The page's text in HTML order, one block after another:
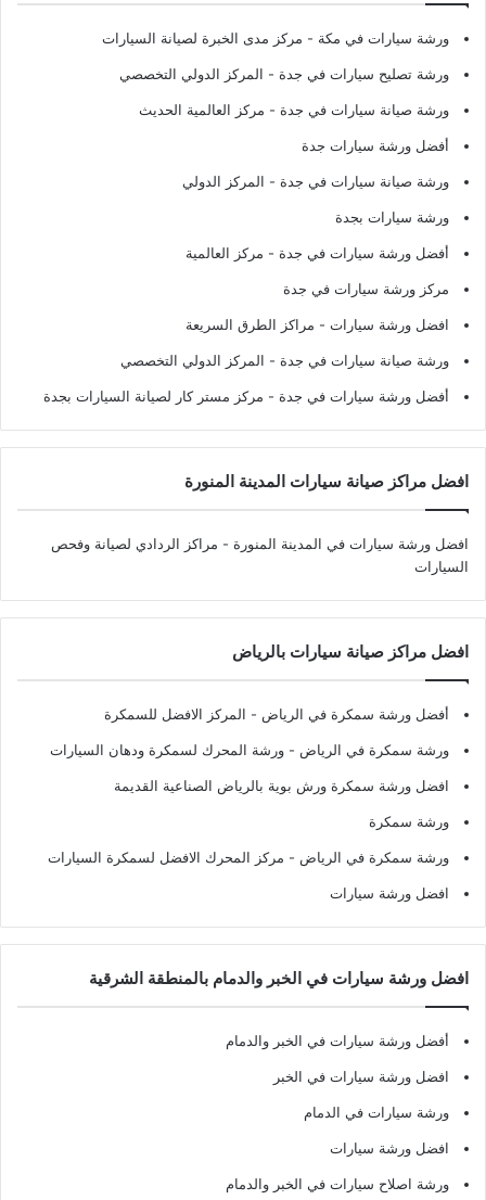
ورشة سيارات في مكة - مركز مدى الخبرة لصيانة السيارات
ورشة تصليح سيارات في جدة - المركز الدولي التخصصي
ورشة صيانة سيارات في جدة - مركز العالمية الحديث
أفضل ورشة سيارات جدة
ورشة صيانة سيارات في جدة - المركز الدولي
ورشة سيارات بجدة
أفضل ورشة سيارات في جدة - مركز العالمية
مركز ورشة سيارات في جدة
افضل ورشة سيارات - مراكز الطرق السريعة
ورشة صيانة سيارات في جدة - المركز الدولي التخصصي
أفضل ورشة سيارات في جدة - مركز مستر كار لصيانة السيارات بجدة
افضل مراكز صيانة سيارات المدينة المنورة
افضل ورشة سيارات في المدينة المنورة - مراكز الردادي لصيانة وفحص
السيارات
افضل مراكز صيانة سيارات بالرياض
أفضل ورشة سمكرة في الرياض - المركز الافضل للسمكرة
ورشة سمكرة في الرياض - ورشة المحرك لسمكرة ودهان السيارات
افضل ورشة سمكرة ورش بوية بالرياض الصناعية القديمة
ورشة سمكرة
ورشة سمكرة في الرياض - مركز المحرك الافضل لسمكرة السيارات
افضل ورشة سيارات
افضل ورشة سيارات في الخبر والدمام بالمنطقة الشرقية
أفضل ورشة سيارات في الخبر والدمام
افضل ورشة سيارات في الخبر
ورشة سيارات في الدمام
افضل ورشة سيارات
ورشة اصلاح سيارات في الخبر والدمام